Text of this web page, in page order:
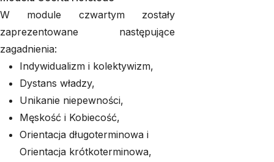
W module czwartym zostały
zaprezentowane następujące
zagadnienia:
Indywidualizm i kolektywizm,
Dystans władzy,
Unikanie niepewności,
Męskość i Kobiecość,
Orientacja długoterminowa i
Orientacja krótkoterminowa,